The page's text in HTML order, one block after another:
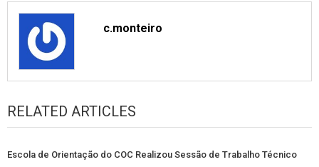
c.monteiro
RELATED ARTICLES
Escola de Orientação do COC Realizou Sessão de Trabalho Técnico